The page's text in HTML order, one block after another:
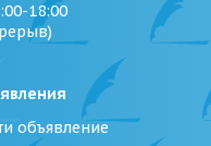
18:00
объявление